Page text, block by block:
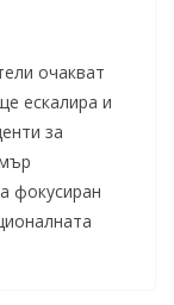
очакват
ескалира и
за
фокусиран